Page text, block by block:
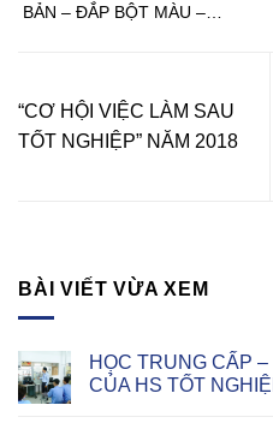
BẢN – ĐẮP BỘT MÀU –
“CƠ HỘI VIỆC LÀM SAU
TỐT NGHIỆP” NĂM 2018
BÀI VIẾT VỪA XEM
HỌC TRUNG CẤP
CỦA HS TỐT